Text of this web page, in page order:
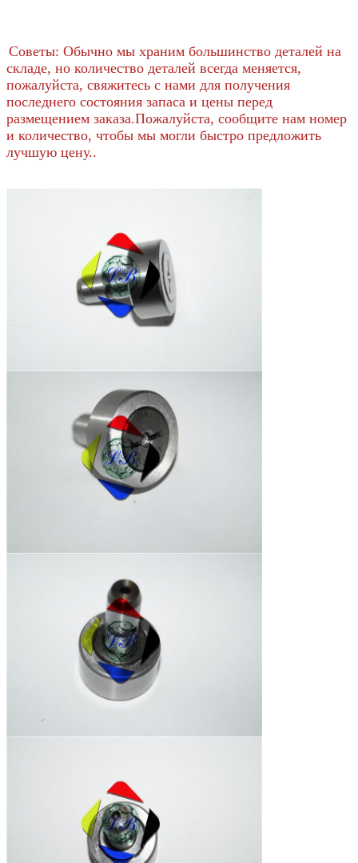
Советы: Обычно мы храним большинство деталей на
складе, но количество деталей всегда меняется,
пожалуйста, свяжитесь с нами для получения
последнего состояния запаса и цены перед
размещением заказа.Пожалуйста, сообщите нам номер
и количество, чтобы мы могли быстро предложить
лучшую цену..